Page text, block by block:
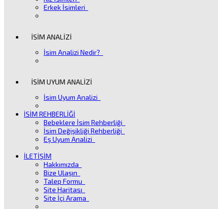
Erkek İsimleri
İSİM ANALİZİ
İsim Analizi Nedir?
İSİM UYUM ANALİZİ
İsim Uyum Analizi
İSİM REHBERLİĞİ
Bebeklere İsim Rehberliği
İsim Değişikliği Rehberliği
Eş Uyum Analizi
İLETİŞİM
Hakkımızda
Bize Ulaşın
Talep Formu
Site Haritası
Site İçi Arama